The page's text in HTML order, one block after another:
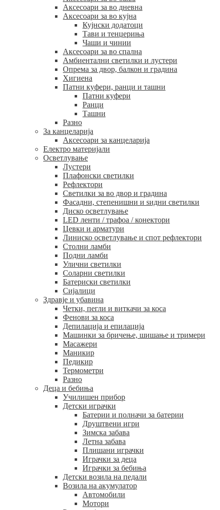
Аксесоари за во дневна
Аксесоари за во кујна
Кујнски додатоци
Тави и тенџериња
Чаши и чинии
Аксесоари за во спална
Амбиентални светилки и лустери
Опрема за двор, балкон и градина
Хигиена
Патни куфери, ранци и ташни
Патни куфери
Ранци
Ташни
Разно
За канцеларија
Аксесоари за канцеларија
Електро материјали
Осветлување
Лустери
Плафонски светилки
Рефлектори
Светилки за во двор и градина
Фасадни, степенишни и ѕидни светилки
Диско осветлување
LED ленти / трафоа / конектори
Цевки и арматури
Линиско осветлување и спот рефлектори
Столни ламби
Подни ламби
Улични светилки
Соларни светилки
Батериски светилки
Сијалици
Здравје и убавина
Четки, пегли и виткачи за коса
Фенови за коса
Депилација и епилација
Машинки за бричење, шишање и тримери
Масажери
Маникир
Педикир
Термометри
Разно
Деца и бебиња
Училишен прибор
Детски играчки
Батерии и полначи за батерии
Друштвени игри
Зимска забава
Летна забава
Плишани играчки
Играчки за деца
Играчки за бебиња
Детски возила на педали
Возила на акумулатор
Автомобили
Мотори